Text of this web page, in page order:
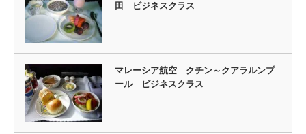
田 ビジネスクラス
マレーシア航空 クチン～クアラルンプ
ール ビジネスクラス